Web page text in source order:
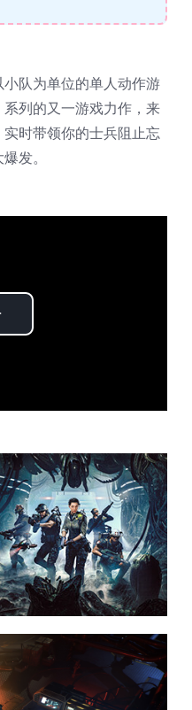
小队为单位的单人动作游
列的又一游戏力作，来
时带领你的士兵阻止忘
发。